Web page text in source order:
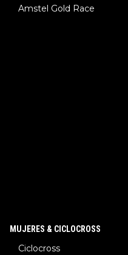
Amstel Gold Race
MUJERES & CICLOCROSS
Ciclocross